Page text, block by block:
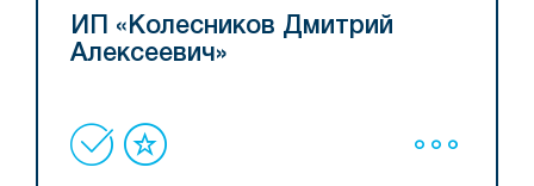
ИП «Колесников Дмитрий
Алексеевич»